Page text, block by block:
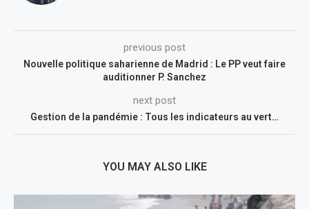
previous post
Nouvelle politique saharienne de Madrid : Le PP veut faire
auditionner P. Sanchez
next post
Gestion de la pandémie : Tous les indicateurs au vert…
YOU MAY ALSO LIKE